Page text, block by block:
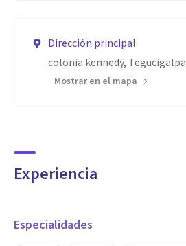
Dirección principal
colonia kennedy, Tegucigalpa
Mostrar en el mapa
Experiencia
Especialidades